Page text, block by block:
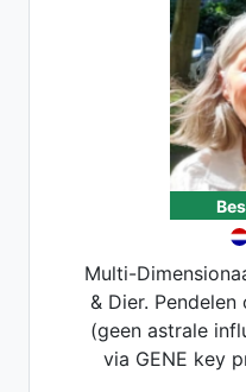
Multi-
& Dier.
(geen astrale
via GENE key